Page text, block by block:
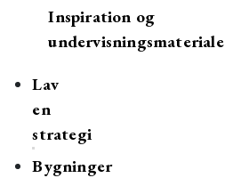
Inspiration og
undervisningsmateriale
Lav
en
strategi
Bygninger